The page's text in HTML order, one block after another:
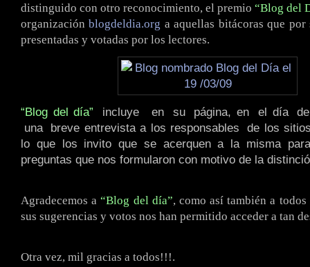
distinguido con otro reconocimiento, el premio “Blog del
organización blogdeldia.org a aquellas bitácoras que
presentadas y votadas por los lectores.
“Blog del día” incluye en. su página, en el día .
una. breve entrevista a los responsables .de los
lo que los invito que se acerquen a la misma
preguntas que nos formularon con motivo de la
Agradecemos a “Blog del día”, como así también a
sus sugerencias y votos nos han permitido acceder a tan
Otra vez, mil gracias a todos!!!.